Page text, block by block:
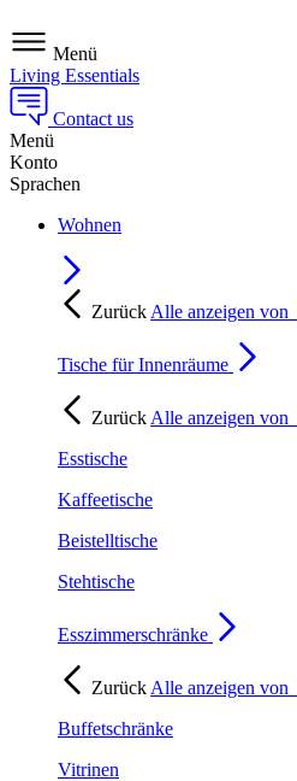
Menü
Living Essentials
Contact us
Menü
Konto
Sprachen
Wohnen
Zurück Alle anzeigen von
Tische für Innenräume
Zurück Alle anzeigen von
Esstische
Kaffeetische
Beistelltische
Stehtische
Esszimmerschränke
Zurück Alle anzeigen von
Buffetschränke
Vitrinen